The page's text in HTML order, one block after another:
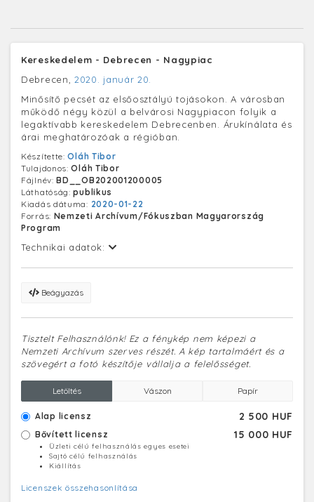
Kereskedelem - Debrecen - Nagypiac
Debrecen, 2020. január 20.
Minősítő pecsét az elsőosztályú tojásokon. A városban
működő négy közül a belvárosi Nagypiacon folyik a
legaktívabb kereskedelem Debrecenben. Árukínálata és
árai meghatározóak a régióban.
Készítette:Oláh Tibor
Tulajdonos:Oláh Tibor
Fájlnév:BD__OB202001200005
Láthatóság:publikus
Kiadás dátuma: 2020-01-22
Forrás: Nemzeti Archívum/Fókuszban Magyarország
Program
Technikai adatok:
Beágyazás
Tisztelt Felhasználónk! Ez a fénykép nem képezi a
Nemzeti Archívum szerves részét. A kép tartalmáért és a
szövegért a fotó készítője vállalja a felelősséget.
Letöltés Vászon Papír
Alap licensz 2 500 HUF
Bővített licensz 15 000 HUF
Üzleti célú felhasználás egyes esetei
Sajtó célú felhasználás
Kiállítás
Licenszek összehasonlítása